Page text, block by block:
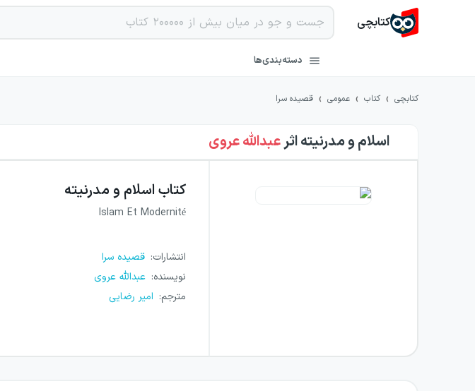
کتابچی
دسته‌بندی‌ها
کتابچی › کتاب › عمومی › قصیده سرا
اسلام و مدرنیتهاثرعبدالله عروی
کتاب اسلام و مدرنیته
Islam Et Modernité
انتشارات: قصیده سرا
نویسنده: عبدالله عروی
مترجم: امیر رضایی